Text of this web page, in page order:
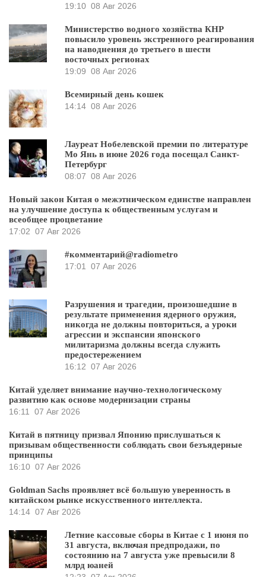
19:10 08 Авг 2026
Министерство водного хозяйства КНР
повысило уровень экстренного реагирования
на наводнения до третьего в шести
восточных регионах
19:09 08 Авг 2026
Всемирный день кошек
14:14 08 Авг 2026
Лауреат Нобелевской премии по литературе
Мо Янь в июне 2026 года посещал Санкт-
Петербург
08:07 08 Авг 2026
Новый закон Китая о межэтническом единстве направлен
на улучшение доступа к общественным услугам и
всеобщее процветание
17:02 07 Авг 2026
#комментарий@radiometro
17:01 07 Авг 2026
Разрушения и трагедии, произошедшие в
результате применения ядерного оружия,
никогда не должны повториться, а уроки
агрессии и экспансии японского
милитаризма должны всегда служить
предостережением
16:12 07 Авг 2026
Китай уделяет внимание научно-технологическому
развитию как основе модернизации страны
16:11 07 Авг 2026
Китай в пятницу призвал Японию прислушаться к
призывам общественности соблюдать свои безъядерные
принципы
16:10 07 Авг 2026
Goldman Sachs проявляет всё большую уверенность в
китайском рынке искусственного интеллекта.
14:14 07 Авг 2026
Летние кассовые сборы в Китае с 1 июня по
31 августа, включая предпродажи, по
состоянию на 7 августа уже превысили 8
млрд юаней